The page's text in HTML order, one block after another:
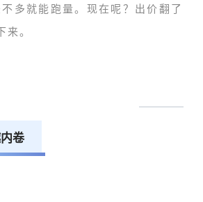
多就能跑量。现在呢？出价翻了
来。
卷